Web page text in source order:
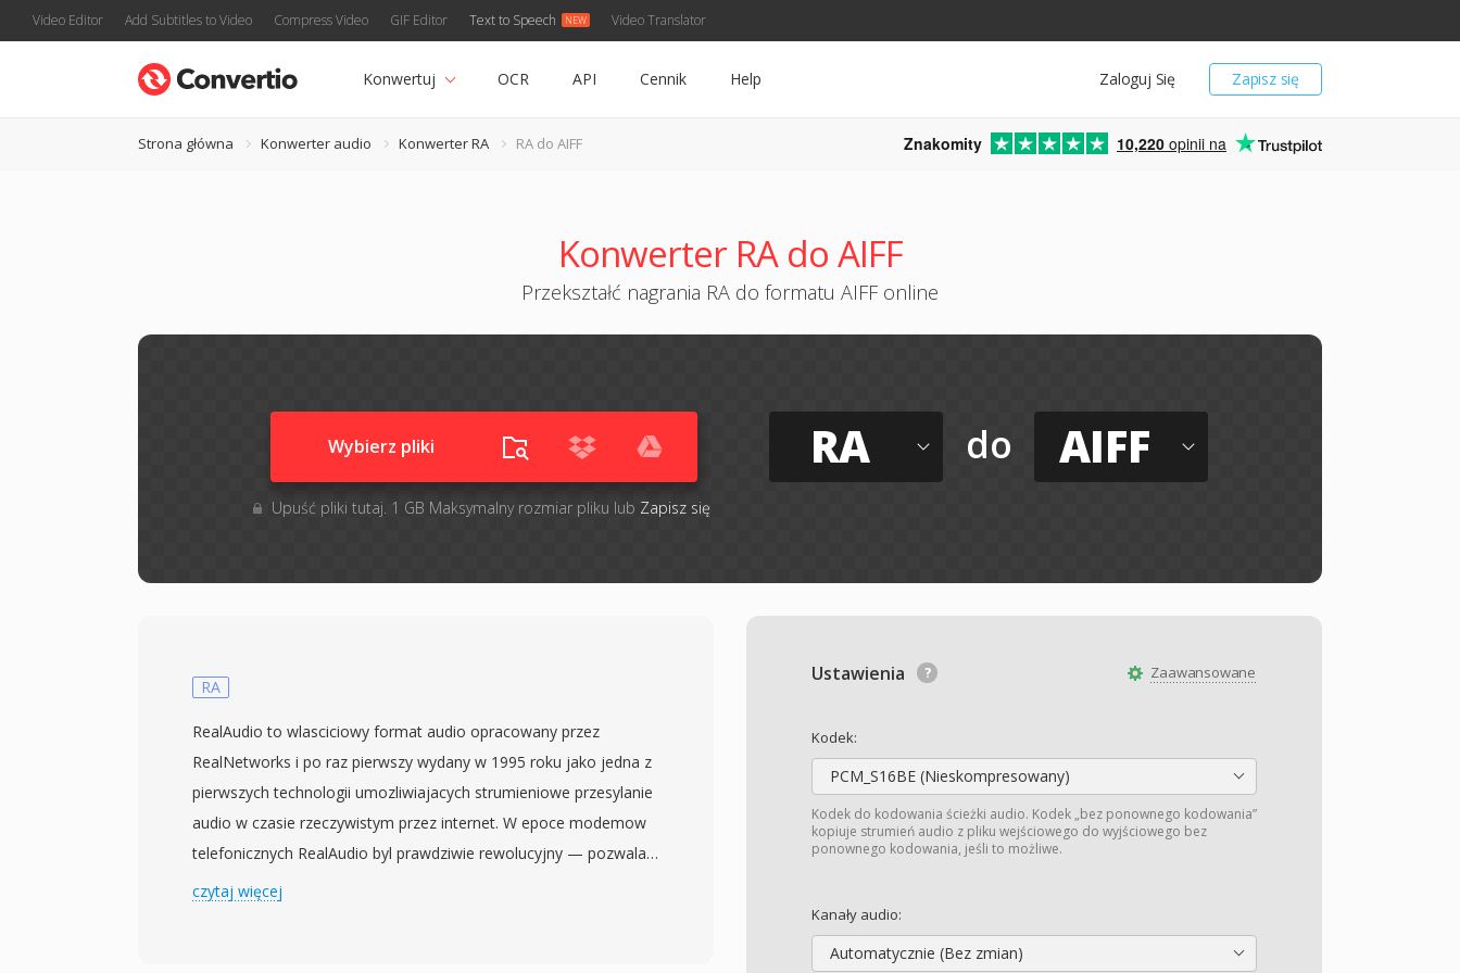
Video Editor Add Subtitles to Video Compress Video GIF Editor Text to Speech Video Translator
Zapisz się
Zaloguj Się
Konwertuj OCR API Cennik Help
Strona główna Konwerter audio Konwerter RA RA do AIFF Znakomity 10,220 opinii na
Konwerter RA do AIFF
Przekształć nagrania RA do formatu AIFF online
Wybierz pliki
Upuść pliki tutaj. 1 GB Maksymalny rozmiar pliku lub Zapisz się
RA do AIFF
Zaawansowane
Ustawienia
Kodek:
PCM_S16BE (Nieskompresowany)
Kodek do kodowania ścieżki audio. Kodek „bez ponownego kodowania”
kopiuje strumień audio z pliku wejściowego do wyjściowego bez
ponownego kodowania, jeśli to możliwe.
Kanały audio:
Automatycznie (Bez zmian)
RA
RealAudio to wlasciciowy format audio opracowany przez
RealNetworks i po raz pierwszy wydany w 1995 roku jako jedna z
pierwszych technologii umozliwiajacych strumieniowe przesylanie
audio w czasie rzeczywistym przez internet. W epoce modemow
telefonicznych RealAudio byl prawdziwie rewolucyjny — pozwalal
sluchaczom odtwarzac audio w trakcie pobierania, zamiast czekac
czytaj więcej